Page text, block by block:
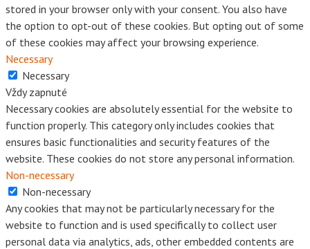
stored in your browser only with your consent. You also have
the option to opt-out of these cookies. But opting out of some
of these cookies may affect your browsing experience.
Necessary
Necessary
Vždy zapnuté
Necessary cookies are absolutely essential for the website to
function properly. This category only includes cookies that
ensures basic functionalities and security features of the
website. These cookies do not store any personal information.
Non-necessary
Non-necessary
Any cookies that may not be particularly necessary for the
website to function and is used specifically to collect user
personal data via analytics, ads, other embedded contents are